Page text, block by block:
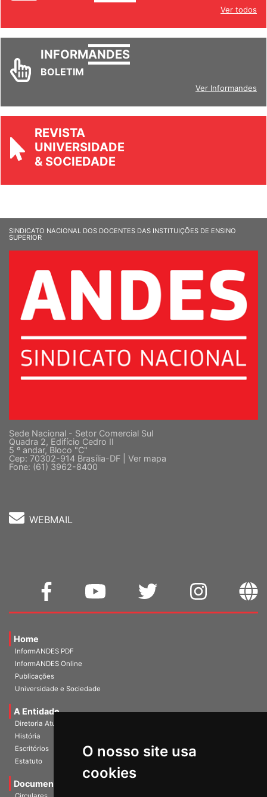
O nosso site usa
cookies
Ver todos
INFORMANDES
BOLETIM
Ver Informandes
REVISTA
UNIVERSIDADE
& SOCIEDADE
SINDICATO NACIONAL DOS DOCENTES DAS INSTITUIÇÕES DE ENSINO
SUPERIOR
Sede Nacional - Setor Comercial Sul
Quadra 2, Edifício Cedro II
5 º andar, Bloco "C"
Cep: 70302-914 Brasília-DF | Ver mapa
Fone: (61) 3962-8400
WEBMAIL
Home
InformANDES PDF
InformANDES Online
Publicações
Universidade e Sociedade
A Entidade
Diretoria Atual
História
Escritórios
Estatuto
Documentos